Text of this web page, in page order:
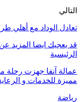
التالي
تعادل الوداد مع أهلي
قد يعجبك ايضا المزيد
الرئيسية
عمالة آنفا جهزت رحلة
مميزة للخدمات و
رياضة